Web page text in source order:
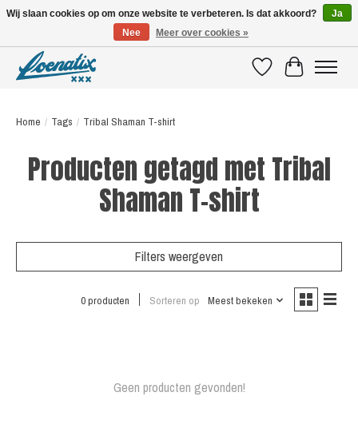
VerlanglijstWinkelwagen
Home / Tags / Tribal Shaman T-shirt
Producten getagd met Tribal
Shaman T-shirt
Filters weergeven
0 producten Sorteren op Meest bekeken
Geen producten gevonden!
Wij slaan cookies op om onze website te verbeteren. Is dat akkoord?
Ja
Nee
Meer over cookies »